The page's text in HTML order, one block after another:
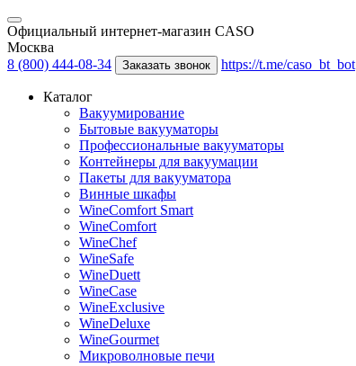
Официальный интернет-магазин CASO
Москва
8 (800) 444-08-34
Заказать звонок https://t.me/caso_bt_bot
Каталог
Вакуумирование
Бытовые вакууматоры
Профессиональные вакууматоры
Контейнеры для вакуумации
Пакеты для вакууматора
Винные шкафы
WineComfort Smart
WineComfort
WineChef
WineSafe
WineDuett
WineCase
WineExclusive
WineDeluxe
WineGourmet
Микроволновые печи